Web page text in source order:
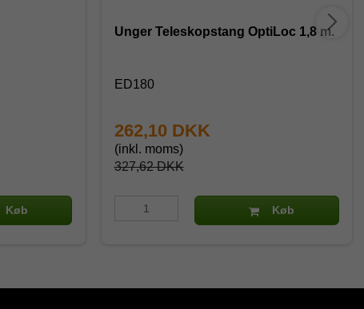
Køb
Unger Teleskopstang OptiLoc 1,8 m.
ED180
327,62 DKK
262,10 DKK
(inkl. moms)
Køb